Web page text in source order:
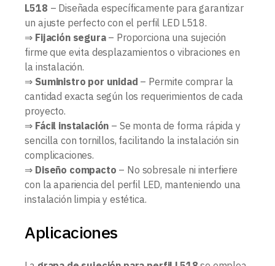
L518 – Diseñada específicamente para garantizar
un ajuste perfecto con el perfil LED L518.
⇒ Fijación segura– Proporciona una sujeción
firme que evita desplazamientos o vibraciones en
la instalación.
⇒ Suministro por unidad – Permite comprar la
cantidad exacta según los requerimientos de cada
proyecto.
⇒ Fácil instalación – Se monta de forma rápida y
sencilla con tornillos, facilitando la instalación sin
complicaciones.
⇒ Diseño compacto – No sobresale ni interfiere
con la apariencia del perfil LED, manteniendo una
instalación limpia y estética.
Aplicaciones